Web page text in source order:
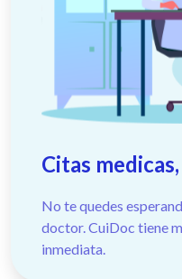
Citas
No te quedes
doctor. CuiDoc tiene
inmediata.